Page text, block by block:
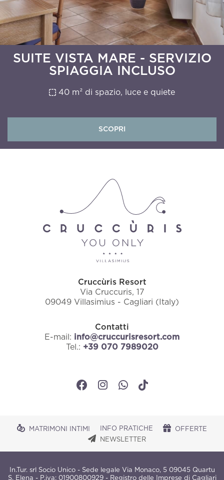
SUITE VISTA MARE - SERVIZIO
SPIAGGIA INCLUSO
40 m² di spazio, luce e quiete
SCOPRI
Cruccùris Resort
Via Cruccuris, 17
09049 Villasimius - Cagliari (Italy)
Contatti
E-mail: info@cruccurisresort.com
Tel.: +39 070 7989020
MATRIMONI INTIMI INFO PRATICHE
OFFERTE
NEWSLETTER
In.Tur. srl Socio Unico - Sede legale Via Monaco, 5 09045 Quartu
S. Elena - P.iva: 01900800929 - Registro delle Imprese di Cagliari